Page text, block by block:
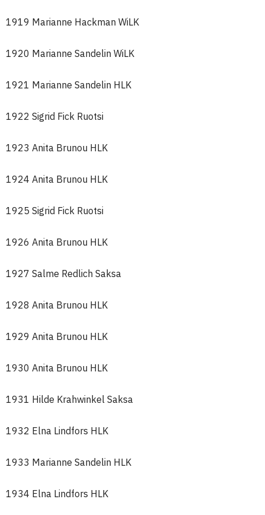
1919 Marianne Hackman WiLK
1920 Marianne Sandelin WiLK
1921 Marianne Sandelin HLK
1922 Sigrid Fick Ruotsi
1923 Anita Brunou HLK
1924 Anita Brunou HLK
1925 Sigrid Fick Ruotsi
1926 Anita Brunou HLK
1927 Salme Redlich Saksa
1928 Anita Brunou HLK
1929 Anita Brunou HLK
1930 Anita Brunou HLK
1931 Hilde Krahwinkel Saksa
1932 Elna Lindfors HLK
1933 Marianne Sandelin HLK
1934 Elna Lindfors HLK